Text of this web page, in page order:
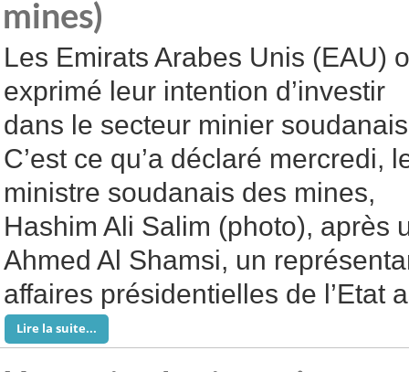
mines)
Les Emirats Arabes Unis (EAU)
exprimé leur intention d’investir
dans le secteur minier
C’est ce qu’a déclaré mercredi,
ministre soudanais des mines,
Hashim Ali Salim (photo), après
Ahmed Al Shamsi, un
affaires présidentielles de l’Etat
Lire la suite...